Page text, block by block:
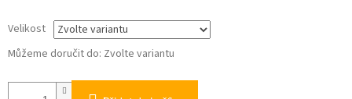
Velikost
Můžeme doručit do: Zvolte variantu